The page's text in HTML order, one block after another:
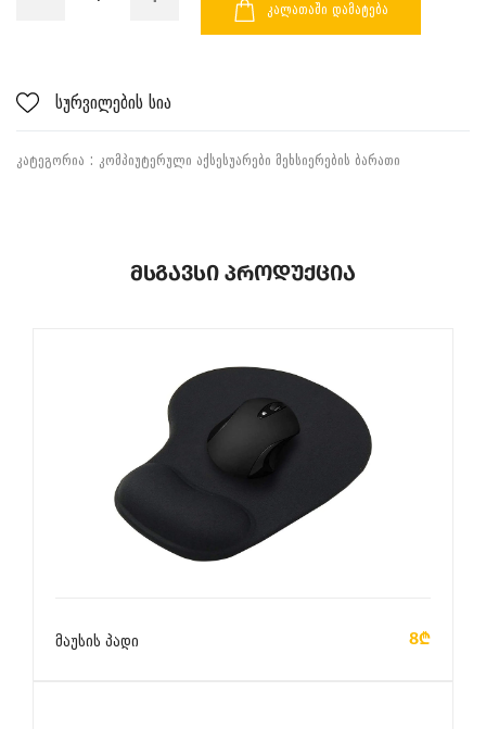
ᲙᲐᲚᲐᲗᲐᲨᲘ ᲓᲐᲛᲐᲢᲔᲑᲐ
სურვილების სია
ᲙᲐᲢᲔᲒᲝᲠᲘᲐ : ᲙᲝᲛᲞᲘᲣᲢᲔᲠᲣᲚᲘ ᲐᲥᲡᲔᲡᲣᲐᲠᲔᲑᲘ ᲛᲔᲮᲡᲘᲔᲠᲔᲑᲘᲡ ᲑᲐᲠᲐᲗᲘ
Მსგავსი Პროდუქცია
მაუსის პადი 8₾